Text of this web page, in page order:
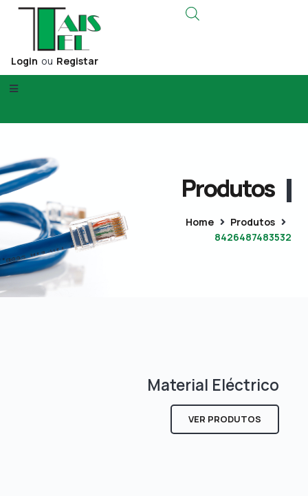
Login ou Registar
Produtos
Home
Produtos
8426487483532
Material Eléctrico
VER PRODUTOS